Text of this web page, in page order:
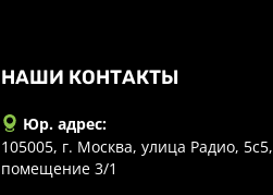
НАШИ КОНТАКТЫ
Юр. адрес:
105005, г. Москва, улица Радио, 5с5,
помещение 3/1